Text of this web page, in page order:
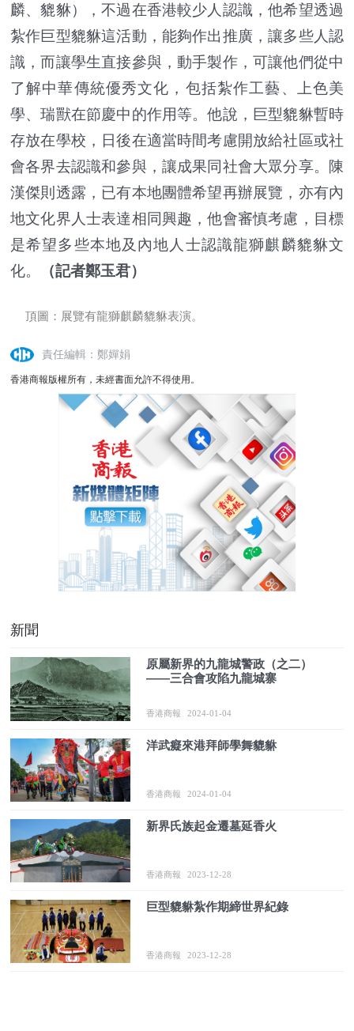
麟、貔貅），不過在香港較少人認識，他希望透過
紮作巨型貔貅這活動，能夠作出推廣，讓多些人認
識，而讓學生直接參與，動手製作，可讓他們從中
了解中華傳統優秀文化，包括紮作工藝、上色美
學、瑞獸在節慶中的作用等。他說，巨型貔貅暫時
存放在學校，日後在適當時間考慮開放給社區或社
會各界去認識和參與，讓成果同社會大眾分享。陳
漢傑則透露，已有本地團體希望再辦展覽，亦有內
地文化界人士表達相同興趣，他會審慎考慮，目標
是希望多些本地及內地人士認識龍獅麒麟貔貅文
化。
（記者鄭玉君）
頂圖：展覽有龍獅麒麟貔貅表演。
責任編輯：鄭嬋娟
香港商報版權所有，未經書面允許不得使用。
新聞
原屬新界的九龍城警政（之二）
——三合會攻陷九龍城寨
香港商報 2024-01-04
洋武癡來港拜師學舞貔貅
香港商報 2024-01-04
新界氏族起金遷墓延香火
香港商報 2023-12-28
巨型貔貅紮作期締世界紀錄
香港商報 2023-12-28